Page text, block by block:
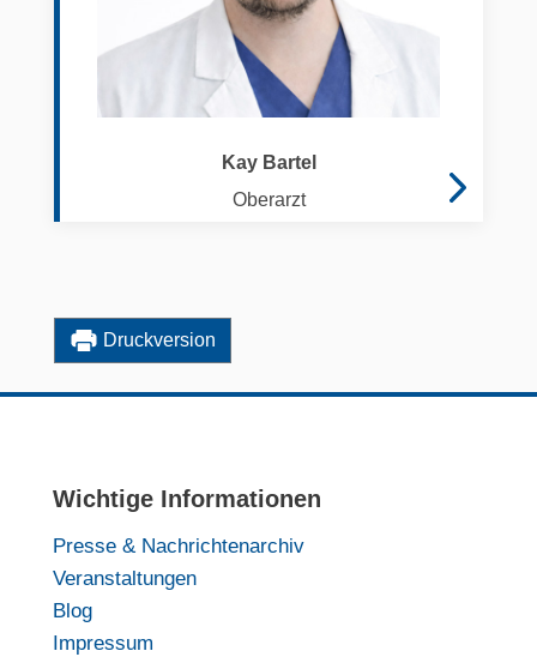
Kay Bartel
Oberarzt
Druckversion
Wichtige Informationen
Presse & Nachrichtenarchiv
Veranstaltungen
Blog
Impressum